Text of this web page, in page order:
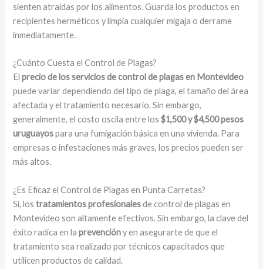
sienten atraídas por los alimentos. Guarda los productos en
recipientes herméticos y limpia cualquier migaja o derrame
inmediatamente.
¿Cuánto Cuesta el Control de Plagas?
Elprecio de los servicios de control de plagas en Montevideo
puede variar dependiendo del tipo de plaga, el tamaño del área
afectada y el tratamiento necesario. Sin embargo,
generalmente, el costo oscila entre los$1,500 y $4,500 pesos
uruguayospara una fumigación básica en una vivienda. Para
empresas o infestaciones más graves, los precios pueden ser
más altos.
¿Es Eficaz el Control de Plagas en Punta Carretas?
Sí, lostratamientos profesionalesde control de plagas en
Montevideo son altamente efectivos. Sin embargo, la clave del
éxito radica en laprevencióny en asegurarte de que el
tratamiento sea realizado por técnicos capacitados que
utilicen productos de calidad.